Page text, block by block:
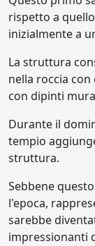
rispetto a
inizialmente a
La struttura
nella roccia
con dipinti
Durante il
tempio
struttura.
Sebbene
l'epoca,
sarebbe
impressionanti